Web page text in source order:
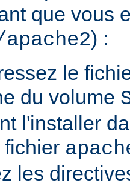
que vous
) :
le
du volume
l'installer
fichier
les